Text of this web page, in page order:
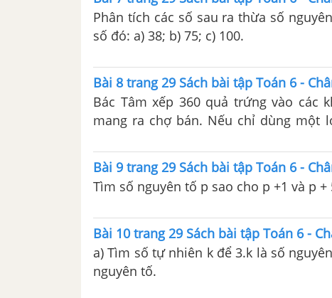
Phân tích các số sau ra thừa số
số đó: a) 38; b) 75; c) 100.
Bài 8 trang 29 Sách bài tập Toán 6 -
Bác Tâm xếp 360 quả trứng vào các
mang ra chợ bán. Nếu chỉ dùng một
trường hợp, bác Tâm cần bao nhiêu
Bài 9 trang 29 Sách bài tập Toán 6 -
Tìm số nguyên tố p sao cho p +1 và p
Bài 10 trang 29 Sách bài tập Toán 6 -
a) Tìm số tự nhiên k để 3.k là số
nguyên tố.